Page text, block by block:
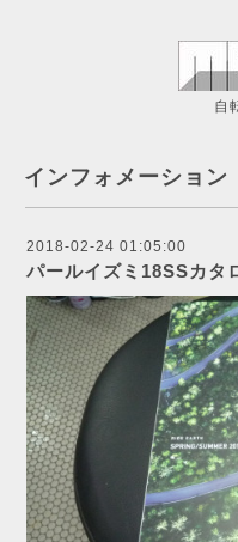
自
インフォメーション
2018-02-24 01:05:00
パールイズミ18SSカタ